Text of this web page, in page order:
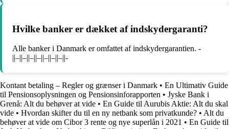
Hvilke banker er dækket af indskydergaranti?
Alle banker i Danmark er omfattet af indskydergarantien. -
||–||–||–||–||–||–||–||-
Kontant betaling – Regler og grænser i Danmark • En Ultimativ Guide
til Pensionsoplysningen og Pensionsinforapporten • Jyske Bank i
Grenå: Alt du behøver at vide • En Guide til Aurubis Aktie: Alt du skal
vide • Hvordan skifter du til en ny netbank som privatkunde? • Alt du
behøver at vide om Cibor 3 rente og nye superlån i 2021 • En Guide til